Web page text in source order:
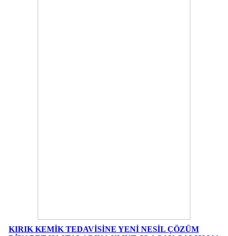
KIRIK KEMİK TEDAVİSİNE YENİ NESİL ÇÖZÜM